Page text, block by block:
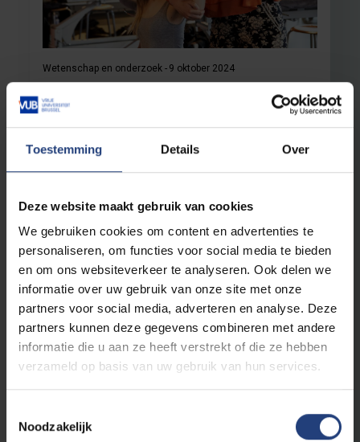
Toestemming Details Over
Deze website maakt gebruik van cookies
We gebruiken cookies om content en advertenties te
personaliseren, om functies voor social media te bieden
en om ons websiteverkeer te analyseren. Ook delen we
informatie over uw gebruik van onze site met onze
partners voor social media, adverteren en analyse. Deze
partners kunnen deze gegevens combineren met andere
informatie die u aan ze heeft verstrekt of die ze hebben
verzameld op basis van uw gebruik van hun services.
Noodzakelijk
Wetenschap en onderzoek 9 oktober 2024
Onderzoek toont voordelen van directe
toegankelijkheid van kinesitherapie aan
te vaak en te onnodig gebruik zouden maken
Lees meer